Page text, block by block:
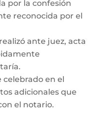
por la confesión
reconocida por el
ante juez, acta
en el
adicionales que
el notario.